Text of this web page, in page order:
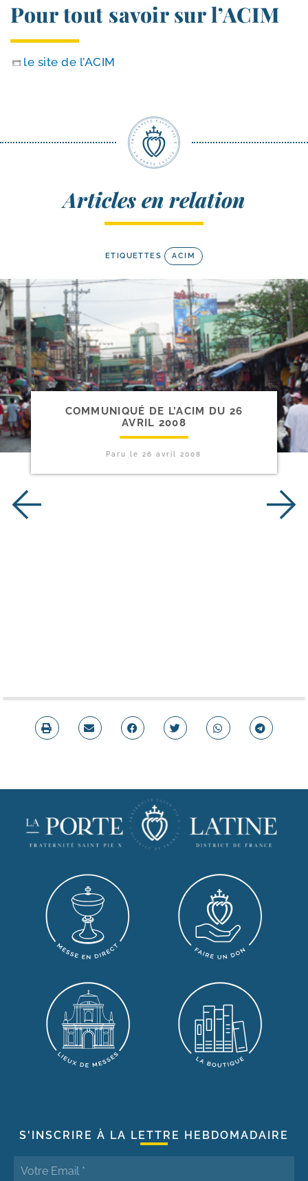
Pour tout savoir sur l’ACIM
le site de l’ACIM
Articles en relation
ETIQUETTES ACIM
COMMUNIQUÉ DE L’ACIM DU 26
AVRIL 2008
Paru le26 avril 2008
S'INSCRIRE À LA LETTRE HEBDOMADAIRE